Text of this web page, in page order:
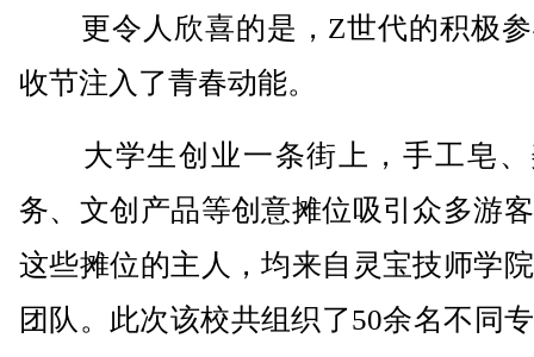
更令人欣喜的是，Z世代的积极参
收节注入了青春动能。
大学生创业一条街上，手工皂、
务、文创产品等创意摊位吸引众多游
这些摊位的主人，均来自灵宝技师学
团队。此次该校共组织了50余名不同